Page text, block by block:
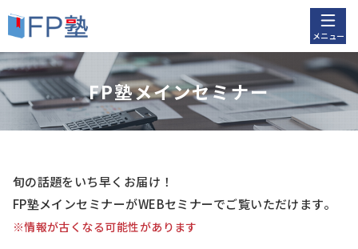
メニュー
FP塾メインセミナー
旬の話題をいち早くお届け！
FP塾メインセミナーがWEBセミナーでご覧いただけます。
※情報が古くなる可能性があります